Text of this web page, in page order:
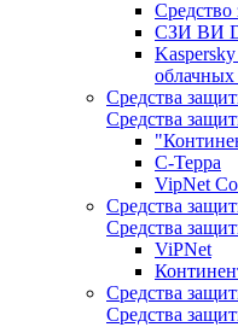
СЗИ ВИ
облачных
Средства
Средства
С-Терра
VipNet
Средства
Средства
ViPNet
Средства
Средства